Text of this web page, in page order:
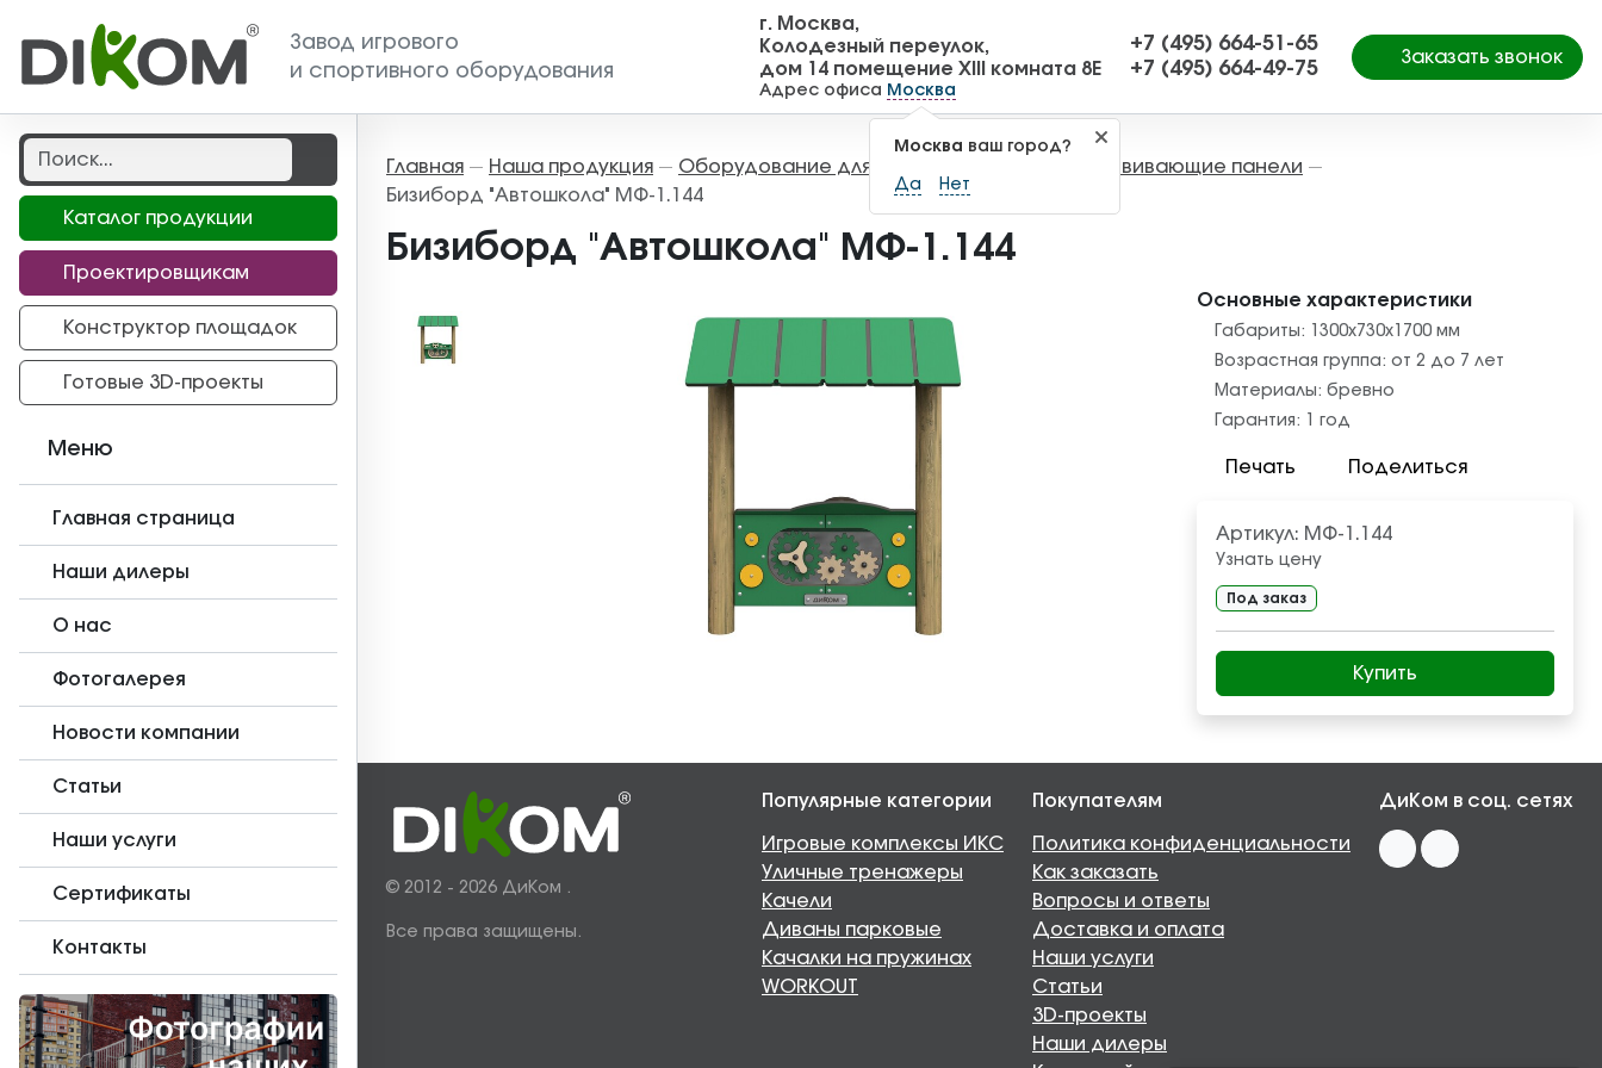
Завод игрового
и спортивного оборудования
г. Москва,
Колодезный переулок,
дом 14 помещение XIII комната 8Е
Адрес офиса Москва
Москва ваш город?
Да Нет
+7 (495) 664-51-65
+7 (495) 664-49-75
Заказать звонок
Каталог продукции
Проектировщикам
Конструктор площадок
Готовые 3D-проекты
Меню
Главная страница
Наши дилеры
О нас
Фотогалерея
Новости компании
Статьи
Наши услуги
Сертификаты
Контакты
Главная — Наша продукция — Оборудование для детских площадок Развивающие панели —
Бизиборд "Автошкола" МФ-1.144
Бизиборд "Автошкола" МФ-1.144
Основные характеристики
Габариты: 1300x730x1700 мм
Возрастная группа: от 2 до 7 лет
Материалы: бревно
Гарантия:
1 год
Печать Поделиться
Артикул: МФ-1.144
Узнать цену
Под заказ
Купить
© 2012 - 2026 ДиКом .
Все права защищены.
Популярные категории
Игровые комплексы ИКС
Уличные тренажеры
Качели
Диваны парковые
Качалки на пружинах
WORKOUT
Покупателям
Политика конфиденциальности
Как заказать
Вопросы и ответы
Доставка и оплата
Наши услуги
Статьи
3D-проекты
Наши дилеры
ДиКом в соц. сетях